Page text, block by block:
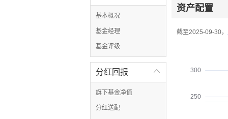
基本概况
基金经理
基金评级

分红回报
旗下基金净值
分红送配
资产配置
截至2025-09-30，
250
300